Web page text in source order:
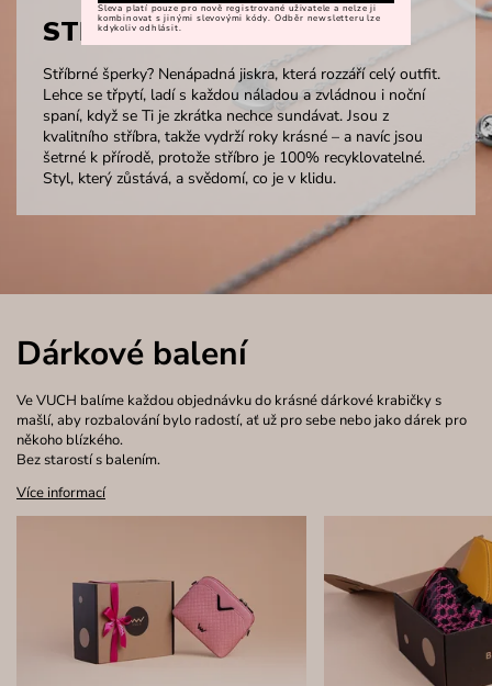
STŘÍBRO
Stříbrné šperky? Nenápadná jiskra, která rozzáří celý outfit.
Lehce se třpytí, ladí s každou náladou a zvládnou i noční
spaní, když se Ti je zkrátka nechce sundávat. Jsou z
kvalitního stříbra, takže vydrží roky krásné – a navíc jsou
šetrné k přírodě, protože stříbro je 100% recyklovatelné.
Styl, který zůstává, a svědomí, co je v klidu.
Dárkové balení
Ve VUCH balíme každou objednávku do krásné dárkové krabičky s
mašlí, aby rozbalování bylo radostí, ať už pro sebe nebo jako dárek pro
někoho blízkého.
Bez starostí s balením.
Více informací
Sleva platí pouze pro nově registrované uživatele a nelze ji
kombinovat s jinými slevovými kódy. Odběr newsletteru lze
kdykoliv odhlásit.